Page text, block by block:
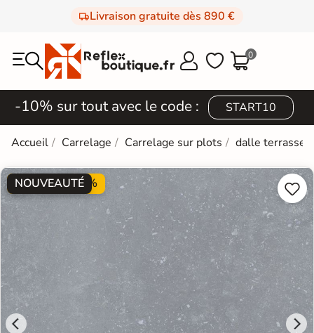
Livraison gratuite dès 890 €
  0
-10% sur tout avec le code : START10
Accueil Carrelage Carrelage sur plots dalle terrasse
PROMO -30%
NOUVEAUTÉ 
